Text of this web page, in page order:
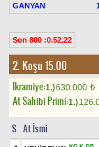
GANYAN
Son 800 :0.52.22
2. Koşu 15.00
Ikramiye:1.)630.000 t
At Sahibi Primi:1.)
S At İsmi